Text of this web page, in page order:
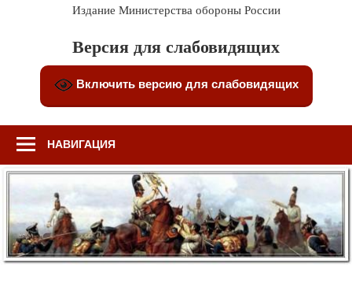
Издание Министерства обороны России
Версия для слабовидящих
Включить версию для слабовидящих
НАВИГАЦИЯ